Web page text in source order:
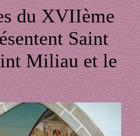
du XVIIème
Saint
Miliau et le